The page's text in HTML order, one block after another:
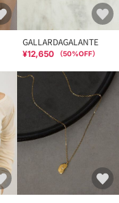
GALLARDAGALANTE
¥12,650 （50%OFF）